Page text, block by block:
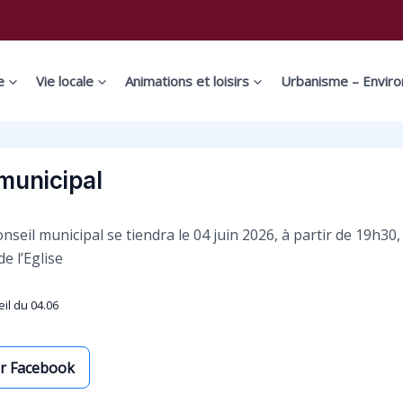
Vie locale Animations et loisirs Urbanisme –
municipal se tiendra le 04 juin 2026, à partir de
l’Eglise
du 04.06
Facebook